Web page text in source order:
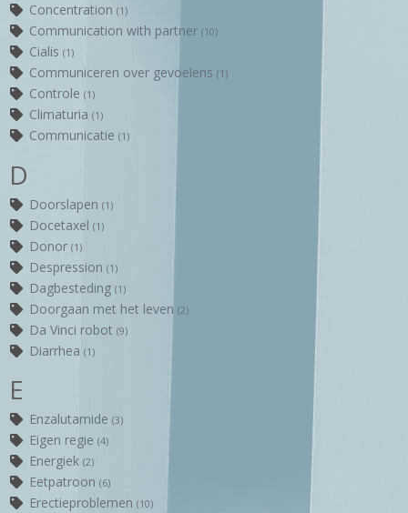
Concentration(1)
Communication with partner(10)
Cialis(1)
Communiceren over gevoelens(1)
Controle(1)
Climaturia(1)
Communicatie(1)
D
Doorslapen(1)
Docetaxel(1)
Donor(1)
Despression(1)
Dagbesteding(1)
Doorgaan met het leven(2)
Da Vinci robot(9)
Diarrhea(1)
E
Enzalutamide(3)
Eigen regie(4)
Energiek(2)
Eetpatroon(6)
Erectieproblemen(10)